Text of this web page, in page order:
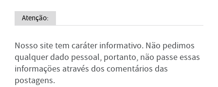
Atenção:
Nosso site tem caráter informativo. Não pedimos
qualquer dado pessoal, portanto, não passe essas
informações através dos comentários das
postagens.